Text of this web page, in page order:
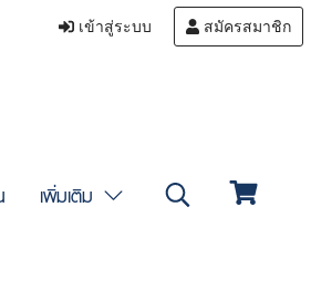
เข้าสู่ระบบ สมัครสมาชิก
เพิ่มเติม